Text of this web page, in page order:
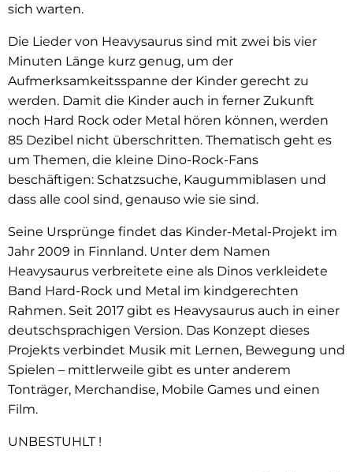
sich warten.
Die Lieder von Heavysaurus sind mit zwei bis vier
Minuten Länge kurz genug, um der
Aufmerksamkeitsspanne der Kinder gerecht zu
werden. Damit die Kinder auch in ferner Zukunft
noch Hard Rock oder Metal hören können, werden
85 Dezibel nicht überschritten. Thematisch geht es
um Themen, die kleine Dino-Rock-Fans
beschäftigen: Schatzsuche, Kaugummiblasen und
dass alle cool sind, genauso wie sie sind.
Seine Ursprünge findet das Kinder-Metal-Projekt im
Jahr 2009 in Finnland. Unter dem Namen
Heavysaurus verbreitete eine als Dinos verkleidete
Band Hard-Rock und Metal im kindgerechten
Rahmen. Seit 2017 gibt es Heavysaurus auch in einer
deutschsprachigen Version. Das Konzept dieses
Projekts verbindet Musik mit Lernen, Bewegung und
Spielen – mittlerweile gibt es unter anderem
Tonträger, Merchandise, Mobile Games und einen
Film.
UNBESTUHLT !